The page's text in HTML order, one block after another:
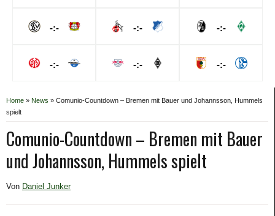
-:-
-:-
-:-
-:-
-:-
-:-
Home » News » Comunio-Countdown – Bremen mit Bauer und Johannsson, Hummels
spielt
Comunio-Countdown – Bremen mit Bauer
und Johannsson, Hummels spielt
Von Daniel Junker